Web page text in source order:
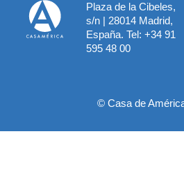
Plaza de la Cibeles,
s/n | 28014 Madrid,
España. Tel: +34 91
595 48 00
© Casa de